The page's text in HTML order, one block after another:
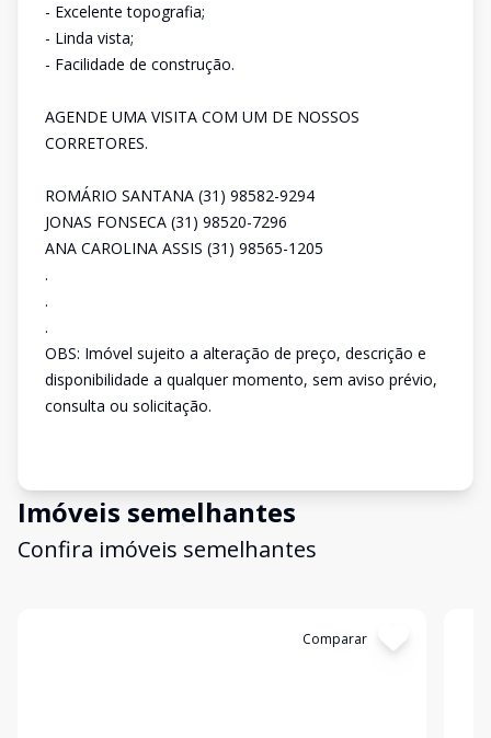
- Excelente topografia;
- Linda vista;
- Facilidade de construção.
AGENDE UMA VISITA COM UM DE NOSSOS
CORRETORES.
ROMÁRIO SANTANA (31) 98582-9294
JONAS FONSECA (31) 98520-7296
ANA CAROLINA ASSIS (31) 98565-1205
.
.
.
OBS: Imóvel sujeito a alteração de preço, descrição e
disponibilidade a qualquer momento, sem aviso prévio,
consulta ou solicitação.
Imóveis semelhantes
Confira imóveis semelhantes
Comparar